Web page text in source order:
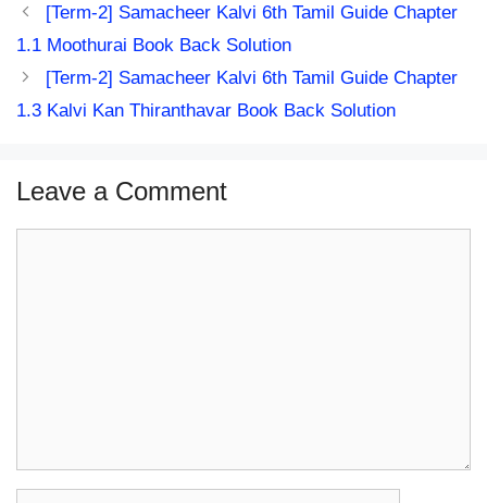
[Term-2] Samacheer Kalvi 6th Tamil Guide Chapter
1.1 Moothurai Book Back Solution
[Term-2] Samacheer Kalvi 6th Tamil Guide Chapter
1.3 Kalvi Kan Thiranthavar Book Back Solution
Leave a Comment